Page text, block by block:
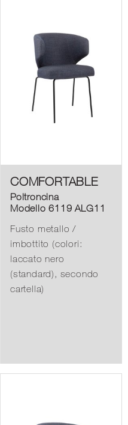
COMFORTABLE
Poltroncina
Modello 6119 ALG11
Fusto metallo /
imbottito (colori:
laccato nero
(standard), secondo
cartella)